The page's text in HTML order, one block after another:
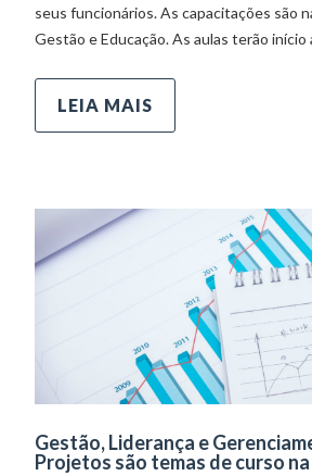
seus funcionários. As capacitações são
Gestão e Educação. As aulas terão início
LEIA MAIS
Gestão, Liderança e
Projetos são temas de curso